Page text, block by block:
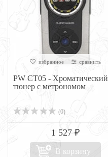
избранное сравнить
PW CT05 - Хроматический
тюнер с метрономом
(0)
1 527 ₽
В корзину